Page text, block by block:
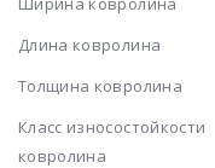
Длина ковролина
Толщина ковролина
Класс износостойкости
ковролина